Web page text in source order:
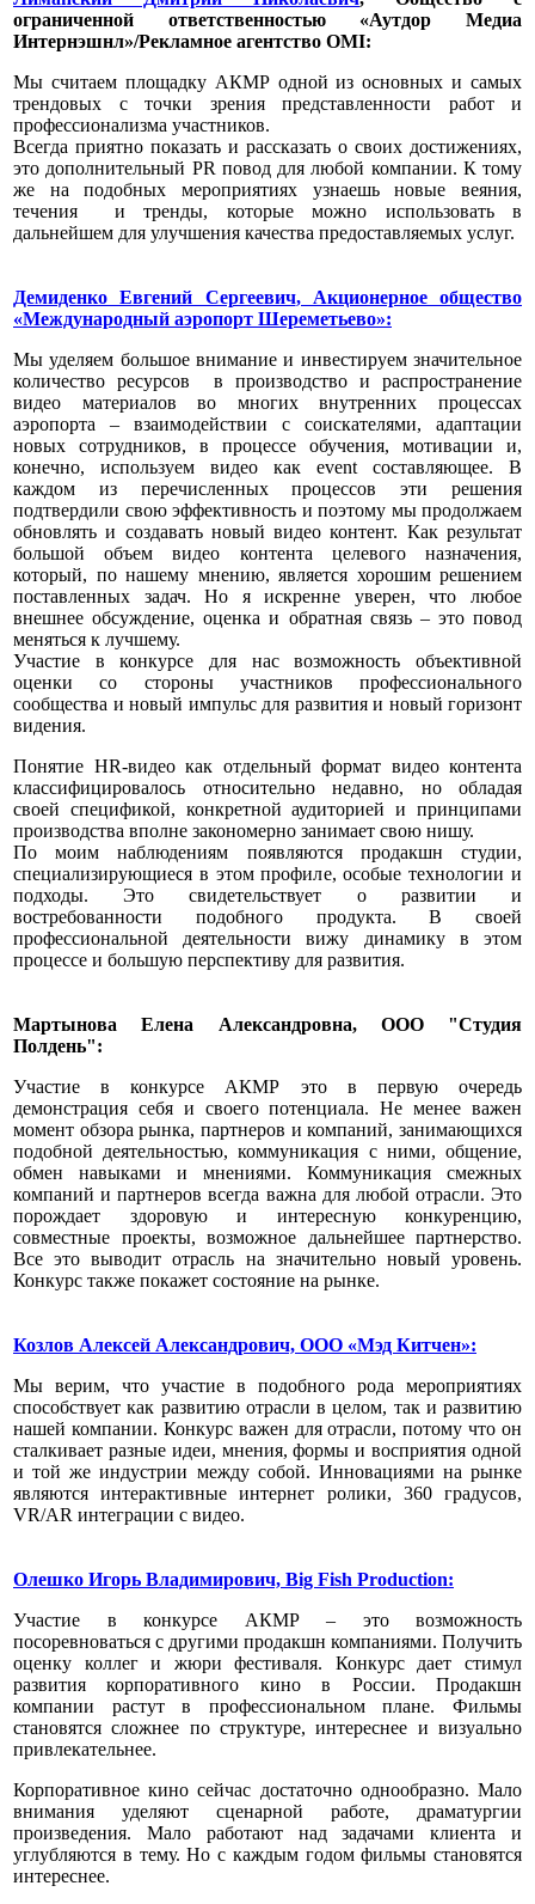
ограниченной ответственностью «Аутдор Медиа
Интернэшнл»/Рекламное агентство OMI:
Мы считаем площадку АКМР одной из основных и самых
трендовых с точки зрения представленности работ и
профессионализма участников.
Всегда приятно показать и рассказать о своих достижениях,
это дополнительный PR повод для любой компании. К тому
же на подобных мероприятиях узнаешь новые веяния,
течения и тренды, которые можно использовать в
дальнейшем для улучшения качества предоставляемых услуг.
Демиденко Евгений Сергеевич, Акционерное общество
«Международный аэропорт Шереметьево»:
Мы уделяем большое внимание и инвестируем значительное
количество ресурсов в производство и распространение
видео материалов во многих внутренних процессах
аэропорта – взаимодействии с соискателями, адаптации
новых сотрудников, в процессе обучения, мотивации и,
конечно, используем видео как event составляющее. В
каждом из перечисленных процессов эти решения
подтвердили свою эффективность и поэтому мы продолжаем
обновлять и создавать новый видео контент. Как результат
большой объем видео контента целевого назначения,
который, по нашему мнению, является хорошим решением
поставленных задач. Но я искренне уверен, что любое
внешнее обсуждение, оценка и обратная связь – это повод
меняться к лучшему.
Участие в конкурсе для нас возможность объективной
оценки со стороны участников профессионального
сообщества и новый импульс для развития и новый горизонт
видения.
Понятие HR-видео как отдельный формат видео контента
классифицировалось относительно недавно, но обладая
своей спецификой, конкретной аудиторией и принципами
производства вполне закономерно занимает свою нишу.
По моим наблюдениям появляются продакшн студии,
специализирующиеся в этом профиле, особые технологии и
подходы. Это свидетельствует о развитии и
востребованности подобного продукта. В своей
профессиональной деятельности вижу динамику в этом
процессе и большую перспективу для развития.
Мартынова Елена Александровна, ООО "Студия
Полдень":
Участие в конкурсе АКМР это в первую очередь
демонстрация себя и своего потенциала. Не менее важен
момент обзора рынка, партнеров и компаний, занимающихся
подобной деятельностью, коммуникация с ними, общение,
обмен навыками и мнениями. Коммуникация смежных
компаний и партнеров всегда важна для любой отрасли. Это
порождает здоровую и интересную конкуренцию,
совместные проекты, возможное дальнейшее партнерство.
Все это выводит отрасль на значительно новый уровень.
Конкурс также покажет состояние на рынке.
Козлов Алексей Александрович, ООО «Мэд Китчен»:
Мы верим, что участие в подобного рода мероприятиях
способствует как развитию отрасли в целом, так и развитию
нашей компании. Конкурс важен для отрасли, потому что он
сталкивает разные идеи, мнения, формы и восприятия одной
и той же индустрии между собой. Инновациями на рынке
являются интерактивные интернет ролики, 360 градусов,
VR/AR интеграции с видео.
Олешко Игорь Владимирович, Big Fish Production:
Участие в конкурсе АКМР – это возможность
посоревноваться с другими продакшн компаниями. Получить
оценку коллег и жюри фестиваля. Конкурс дает стимул
развития корпоративного кино в России. Продакшн
компании растут в профессиональном плане. Фильмы
становятся сложнее по структуре, интереснее и визуально
привлекательнее.
Корпоративное кино сейчас достаточно однообразно. Мало
внимания уделяют сценарной работе, драматургии
произведения. Мало работают над задачами клиента и
углубляются в тему. Но с каждым годом фильмы становятся
интереснее.